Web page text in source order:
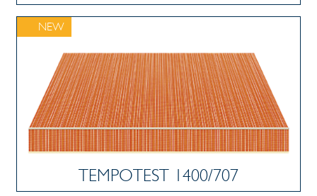
NEW
TEMPOTEST 1400/707